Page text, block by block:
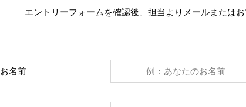
エントリーフォームを確認後、担当よりメールまたは
お名前